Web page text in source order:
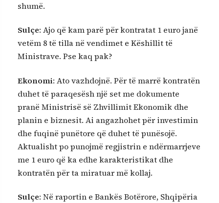
shumë.
Sulçe: Ajo që kam parë për kontratat 1 euro janë
vetëm 8 të tilla në vendimet e Këshillit të
Ministrave. Pse kaq pak?
Ekonomi: Ato vazhdojnë. Për të marrë kontratën
duhet të paraqesësh një set me dokumente
pranë Ministrisë së Zhvillimit Ekonomik dhe
planin e biznesit. Ai angazhohet për investimin
dhe fuqinë punëtore që duhet të punësojë.
Aktualisht po punojmë regjistrin e ndërmarrjeve
me 1 euro që ka edhe karakteristikat dhe
kontratën për ta miratuar më kollaj.
Sulçe: Në raportin e Bankës Botërore, Shqipëria